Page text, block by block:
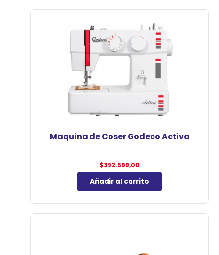
Maquina de Coser Godeco Activa
$392.599,00
Añadir al carrito